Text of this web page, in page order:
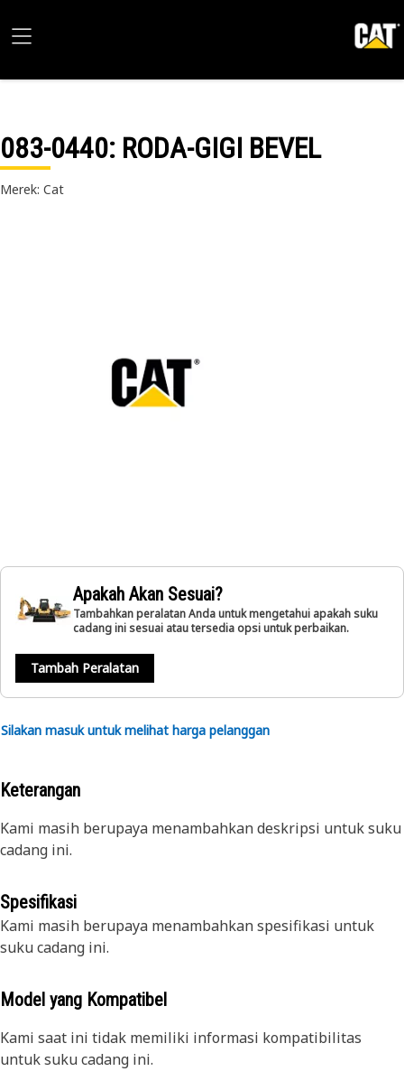
083-0440: RODA-GIGI BEVEL
Merek: Cat
Apakah Akan Sesuai?
Tambahkan peralatan Anda untuk mengetahui apakah suku
cadang ini sesuai atau tersedia opsi untuk perbaikan.
Tambah Peralatan
Silakan masuk untuk melihat harga pelanggan
Keterangan
Kami masih berupaya menambahkan deskripsi untuk suku
cadang ini.
Spesifikasi
Kami masih berupaya menambahkan spesifikasi untuk
suku cadang ini.
Model yang Kompatibel
Kami saat ini tidak memiliki informasi kompatibilitas
untuk suku cadang ini.